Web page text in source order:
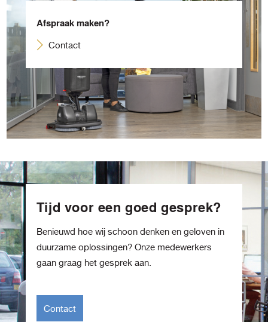
Afspraak maken?
Contact
Tijd voor een goed gesprek?
Benieuwd hoe wij schoon denken en geloven in
duurzame oplossingen? Onze medewerkers
gaan graag het gesprek aan.
Contact